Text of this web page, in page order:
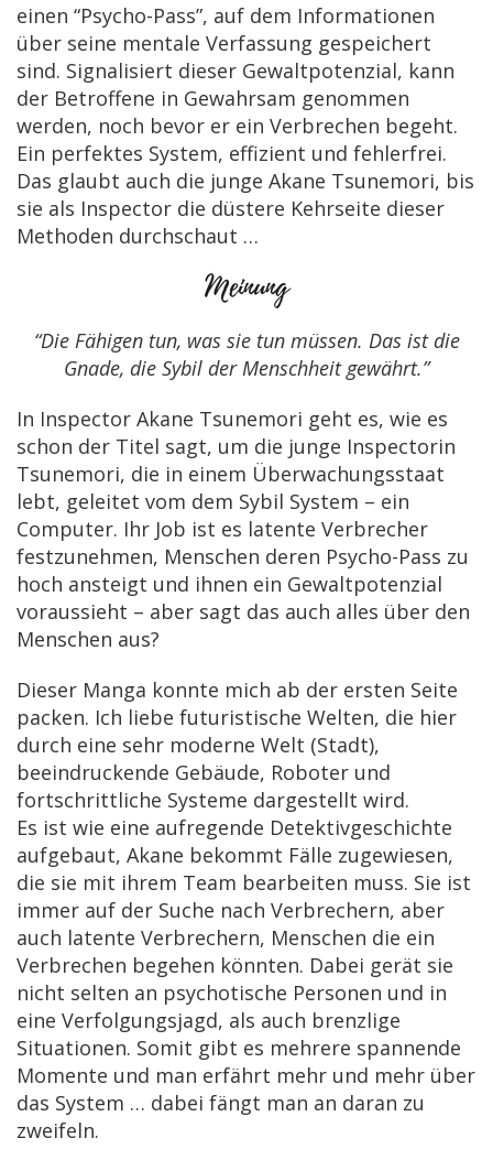
einen “Psycho-Pass”, auf dem Informationen
über seine mentale Verfassung gespeichert
sind. Signalisiert dieser Gewaltpotenzial, kann
der Betroffene in Gewahrsam genommen
werden, noch bevor er ein Verbrechen begeht.
Ein perfektes System, effizient und fehlerfrei.
Das glaubt auch die junge Akane Tsunemori, bis
sie als Inspector die düstere Kehrseite dieser
Methoden durchschaut …
“Die Fähigen tun, was sie tun müssen. Das ist die
Gnade, die Sybil der Menschheit gewährt.”
In Inspector Akane Tsunemori geht es, wie es
schon der Titel sagt, um die junge Inspectorin
Tsunemori, die in einem Überwachungsstaat
lebt, geleitet vom dem Sybil System – ein
Computer. Ihr Job ist es latente Verbrecher
festzunehmen, Menschen deren Psycho-Pass zu
hoch ansteigt und ihnen ein Gewaltpotenzial
voraussieht – aber sagt das auch alles über den
Menschen aus?
Dieser Manga konnte mich ab der ersten Seite
packen. Ich liebe futuristische Welten, die hier
durch eine sehr moderne Welt (Stadt),
beeindruckende Gebäude, Roboter und
fortschrittliche Systeme dargestellt wird.
Es ist wie eine aufregende Detektivgeschichte
aufgebaut, Akane bekommt Fälle zugewiesen,
die sie mit ihrem Team bearbeiten muss. Sie ist
immer auf der Suche nach Verbrechern, aber
auch latente Verbrechern, Menschen die ein
Verbrechen begehen könnten. Dabei gerät sie
nicht selten an psychotische Personen und in
eine Verfolgungsjagd, als auch brenzlige
Situationen. Somit gibt es mehrere spannende
Momente und man erfährt mehr und mehr über
das System … dabei fängt man an daran zu
zweifeln.